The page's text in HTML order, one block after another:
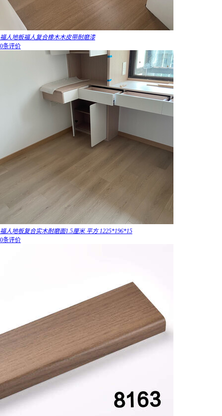
福人地板福人复合橡木木皮带耐磨漆
0条评价
福人地板复合实木耐磨面1.5厘米 平方 1225*196*15
0条评价